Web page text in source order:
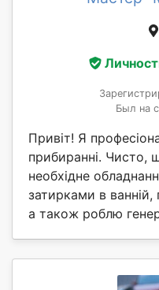
Был на
Привіт! Я
прибиранні. Чисто,
необхідне
затирками в
а також роблю